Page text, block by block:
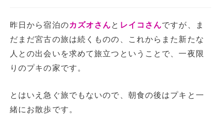
昨日から宿泊のカズオさんと レイコさんですが、ま
だまだ宮古の旅は続くものの、これからまた新たな
人との出会いを求めて旅立つということで、一夜限
りのプキの家です。
とはいえ急ぐ旅でもないので、朝食の後はプキと一
緒にお散歩です。